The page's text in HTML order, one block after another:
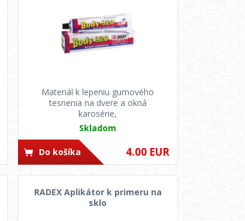
Materiál k lepeniu gumového
tesnenia na dvere a okná
karosérie,
Skladom
4.00 EUR
Do košíka
RADEX Aplikátor k primeru na
sklo